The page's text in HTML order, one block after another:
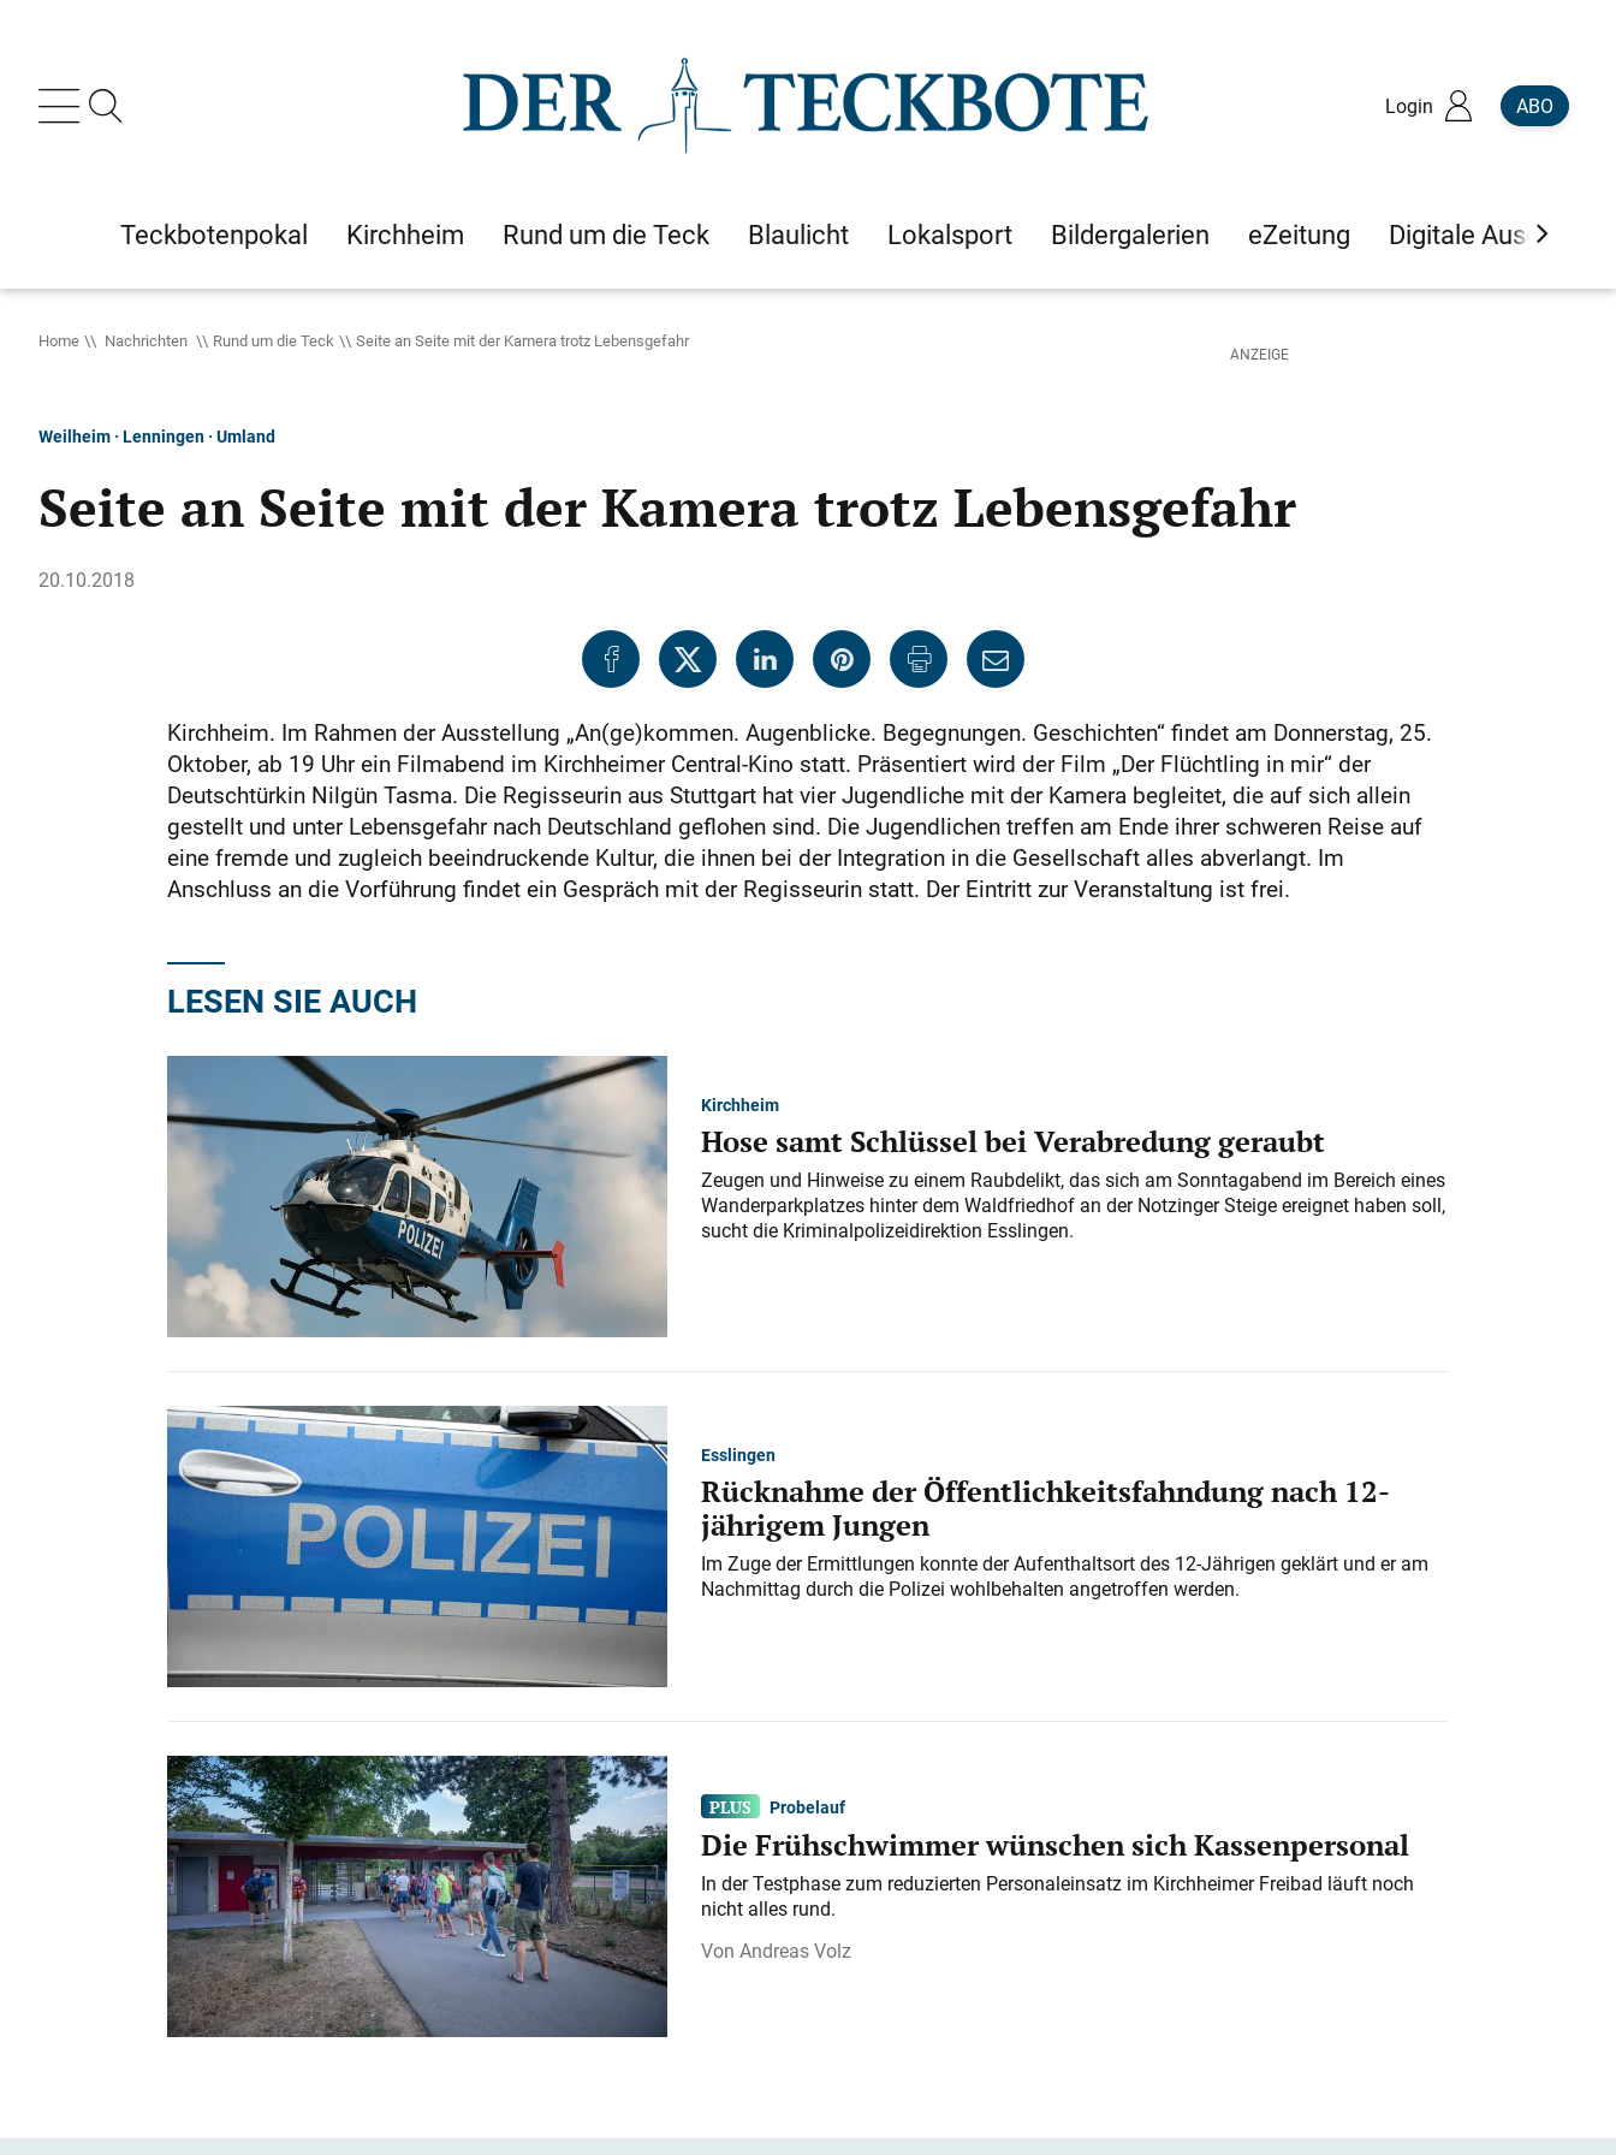
Login ABO
Teckbotenpokal Kirchheim Rund um die Teck Blaulicht Lokalsport Bildergalerien eZeitung Digitale Ausgaben
Home Nachrichten Rund um die Teck Seite an Seite mit der Kamera trotz Lebensgefahr
Weilheim · Lenningen · Umland
Seite an Seite mit der Kamera trotz Lebensgefahr
20.10.2018
Kirchheim. Im Rahmen der Ausstellung „An(ge)kommen. Augenblicke. Begegnungen. Geschichten“ findet am Donnerstag, 25.
Oktober, ab 19 Uhr ein Filmabend im Kirchheimer Central-Kino statt. Präsentiert wird der Film „Der Flüchtling in mir“ der
Deutschtürkin Nilgün Tasma. Die Regisseurin aus Stuttgart hat vier Jugendliche mit der Kamera begleitet, die auf sich allein
gestellt und unter Lebensgefahr nach Deutschland geflohen sind. Die Jugendlichen treffen am Ende ihrer schweren Reise auf
eine fremde und zugleich beeindruckende Kultur, die ihnen bei der Integration in die Gesellschaft alles abverlangt. Im
Anschluss an die Vorführung findet ein Gespräch mit der Regisseurin statt. Der Eintritt zur Veranstaltung ist frei.
LESEN SIE AUCH
Kirchheim
Hose samt Schlüssel bei Verabredung geraubt
Zeugen und Hinweise zu einem Raubdelikt, das sich am Sonntagabend im Bereich eines
Wanderparkplatzes hinter dem Waldfriedhof an der Notzinger Steige ereignet haben soll,
sucht die Kriminalpolizeidirektion Esslingen.
Esslingen
Rücknahme der Öffentlichkeitsfahndung nach 12-
jährigem Jungen
Im Zuge der Ermittlungen konnte der Aufenthaltsort des 12-Jährigen geklärt und er am
Nachmittag durch die Polizei wohlbehalten angetroffen werden.
Probelauf
Die Frühschwimmer wünschen sich Kassenpersonal
In der Testphase zum reduzierten Personaleinsatz im Kirchheimer Freibad läuft noch
nicht alles rund.
Andreas Volz